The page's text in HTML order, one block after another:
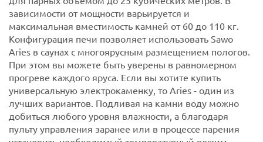
зависимости от мощности варьируется и
максимальная вместимость камней от 60 до 110 кг.
Конфигурация печи позволяет использовать Sawo
Aries в саунах с многоярусным размещением пологов.
При этом вы можете быть уверены в равномерном
прогреве каждого яруса. Если вы хотите купить
универсальную электрокаменку, то Aries - один из
лучших вариантов. Подливая на камни воду можно
добиться любого уровня влажности, а благодаря
пульту управления заранее или в процессе парения